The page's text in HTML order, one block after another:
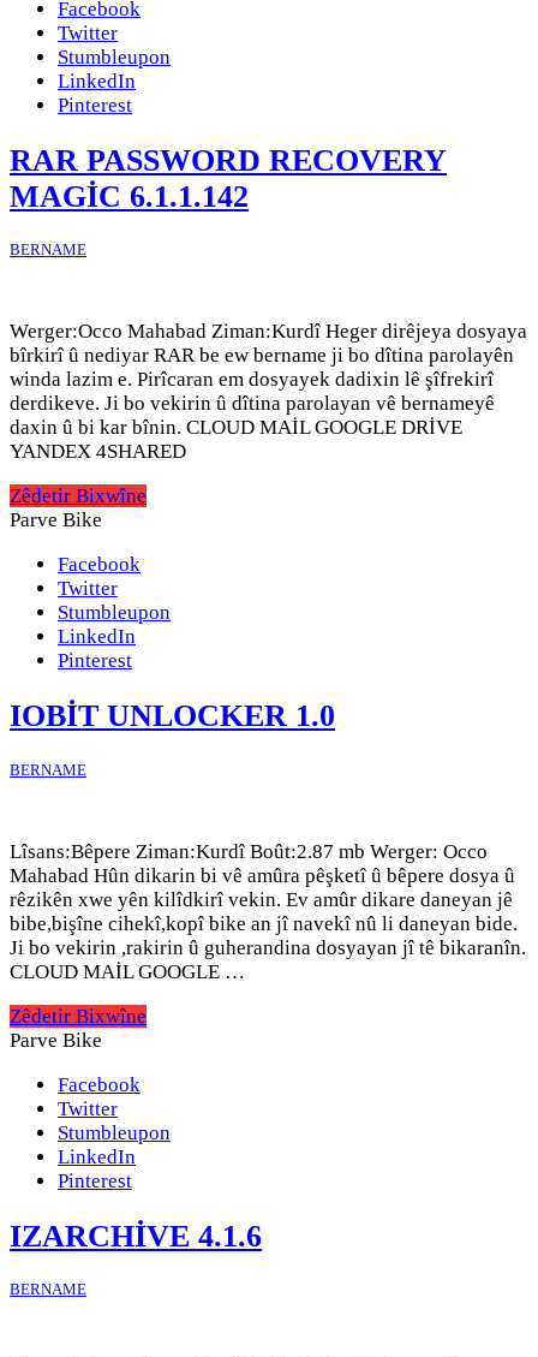
Facebook
Twitter
Stumbleupon
LinkedIn
Pinterest
RAR PASSWORD RECOVERY
MAGİC 6.1.1.142
BERNAME
Werger:Occo Mahabad Ziman:Kurdî Heger dirêjeya dosyaya
bîrkirî û nediyar RAR be ew bername ji bo dîtina parolayên
winda lazim e. Pirîcaran em dosyayek dadixin lê şîfrekirî
derdikeve. Ji bo vekirin û dîtina parolayan vê bernameyê
daxin û bi kar bînin. CLOUD MAİL GOOGLE DRİVE
YANDEX 4SHARED
Zêdetir Bixwîne
Parve Bike
Facebook
Twitter
Stumbleupon
LinkedIn
Pinterest
IOBİT UNLOCKER 1.0
BERNAME
Lîsans:Bêpere Ziman:Kurdî Boût:2.87 mb Werger: Occo
Mahabad Hûn dikarin bi vê amûra pêşketî û bêpere dosya û
rêzikên xwe yên kilîdkirî vekin. Ev amûr dikare daneyan jê
bibe,bişîne cihekî,kopî bike an jî navekî nû li daneyan bide.
Ji bo vekirin ,rakirin û guherandina dosyayan jî tê bikaranîn.
CLOUD MAİL GOOGLE …
Zêdetir Bixwîne
Parve Bike
Facebook
Twitter
Stumbleupon
LinkedIn
Pinterest
IZARCHİVE 4.1.6
BERNAME